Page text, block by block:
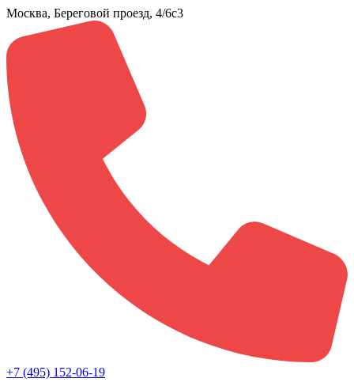
Москва, Береговой проезд, 4/6с3
+7 (495) 152-06-19